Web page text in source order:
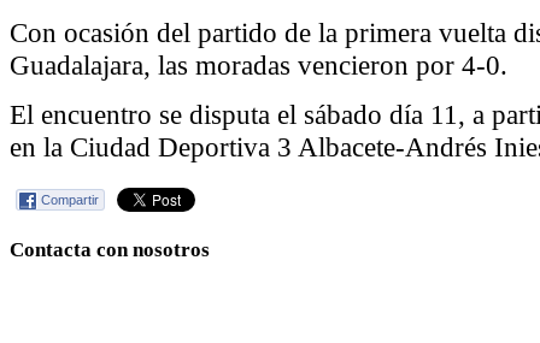
Con ocasión del partido de la primera vuelta
Guadalajara, las moradas vencieron por 4-0.
El encuentro se disputa el sábado día 11, a
en la Ciudad Deportiva 3 Albacete-Andrés
Compartir
Contacta con nosotros